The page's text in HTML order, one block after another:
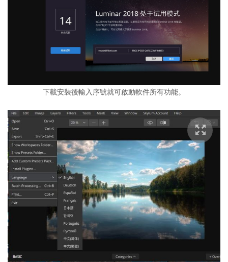
下載安裝後輸入序號就可啟動軟件所有功能。